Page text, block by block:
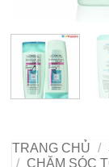
TRANG CHỦ /
/
CHĂM SÓC